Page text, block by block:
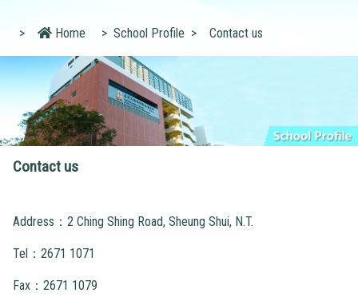
> Home > School Profile > Contact us
Contact us
Address：2 Ching Shing Road, Sheung Shui, N.T.
Tel：2671 1071
Fax：2671 1079